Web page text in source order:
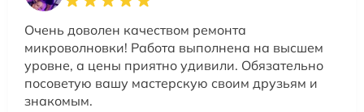
Очень доволен качеством ремонта
микроволновки! Работа выполнена на высшем
уровне, а цены приятно удивили. Обязательно
посоветую вашу мастерскую своим друзьям и
знакомым.